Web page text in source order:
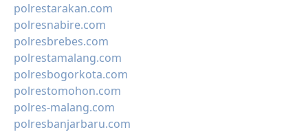
polrestarakan.com
polresnabire.com
polresbrebes.com
polrestamalang.com
polresbogorkota.com
polrestomohon.com
polres-malang.com
polresbanjarbaru.com